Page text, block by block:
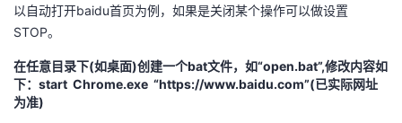
者
我
的我
以自动打开baidu首页为例，如果是关闭某个操作可以做设置
STOP。
在任意目录下(如桌面)创建一个bat文件，如“open.bat”,修改内容如
下：start Chrome.exe “https://www.baidu.com”(已实际网址
为准)